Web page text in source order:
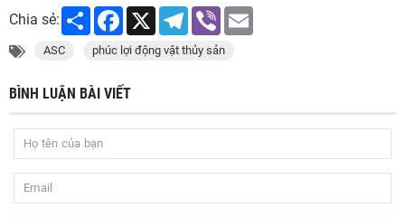
Chia sẻ:
Share Facebook
X Telegram
Viber
ASC phúc lợi động vật thủy sản
BÌNH LUẬN BÀI VIẾT